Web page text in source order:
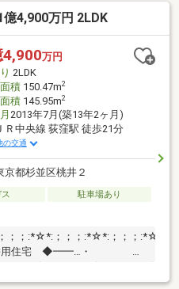
ションが自然と生まれる3LDK
スーパーなど、買い物施設
4,900万円 2LDK
4,900万円
2LDK
積150.47m2
積145.95m2
2013年7月(築13年2ヶ月)
Ｒ中央線 荻窪駅 徒歩21分
の交通
京都杉並区桃井２
駐車場あり
；；:*☆*:；；；:*☆*:；；；:*☆*:；
併用住宅 ◆━━…・
区桃井二丁目の賃貸併用住